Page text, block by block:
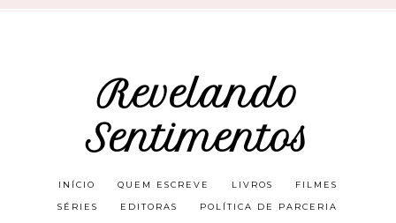
Revelando
Sentimentos
INÍCIO QUEM ESCREVE LIVROS FILMES
SÉRIES EDITORAS POLÍTICA DE PARCERIA